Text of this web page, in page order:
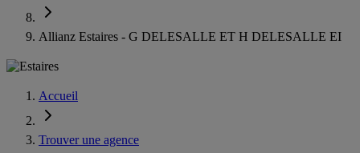
Allianz Estaires - G DELESALLE ET H DELESALLE EI
Accueil
Trouver une agence